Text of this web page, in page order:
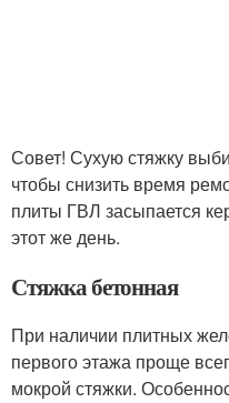
Совет! Сухую стяжку
чтобы снизить время
плиты ГВЛ засыпается
этот же день.
Стяжка бетонная
При наличии плитных
первого этажа проще
мокрой стяжки.